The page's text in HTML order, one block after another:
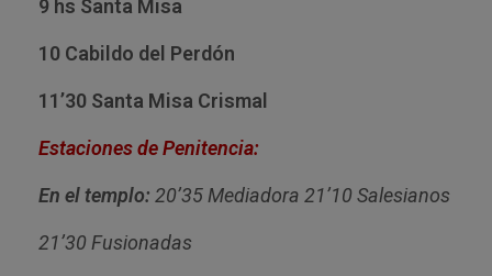
9 hs Santa Misa
10 Cabildo del Perdón
11’30 Santa Misa Crismal
Estaciones de Penitencia:
En el templo: 20’35 Mediadora 21’10 Salesianos
21’30 Fusionadas